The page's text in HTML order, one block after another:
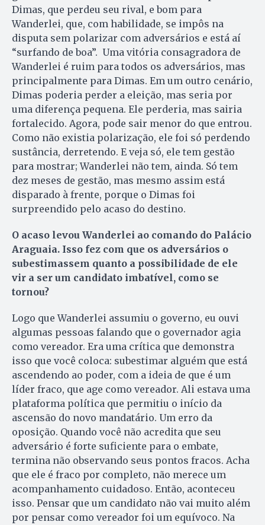
Dimas, que perdeu seu rival, e bom para
Wanderlei, que, com habilidade, se impôs na
disputa sem polarizar com adversários e está aí
“surfando de boa”. Uma vitória consagradora de
Wanderlei é ruim para todos os adversários, mas
principalmente para Dimas. Em um outro cenário,
Dimas poderia perder a eleição, mas seria por
uma diferença pequena. Ele perderia, mas sairia
fortalecido. Agora, pode sair menor do que entrou.
Como não existia polarização, ele foi só perdendo
sustância, derretendo. E veja só, ele tem gestão
para mostrar; Wanderlei não tem, ainda. Só tem
dez meses de gestão, mas mesmo assim está
disparado à frente, porque o Dimas foi
surpreendido pelo acaso do destino.
O acaso levou Wanderlei ao comando do Palácio
Araguaia. Isso fez com que os adversários o
subestimassem quanto a possibilidade de ele
vir a ser um candidato imbatível, como se
tornou?
Logo que Wanderlei assumiu o governo, eu ouvi
algumas pessoas falando que o governador agia
como vereador. Era uma crítica que demonstra
isso que você coloca: subestimar alguém que está
ascendendo ao poder, com a ideia de que é um
líder fraco, que age como vereador. Ali estava uma
plataforma política que permitiu o início da
ascensão do novo mandatário. Um erro da
oposição. Quando você não acredita que seu
adversário é forte suficiente para o embate,
termina não observando seus pontos fracos. Acha
que ele é fraco por completo, não merece um
acompanhamento cuidadoso. Então, aconteceu
isso. Pensar que um candidato não vai muito além
por pensar como vereador foi um equívoco. Na